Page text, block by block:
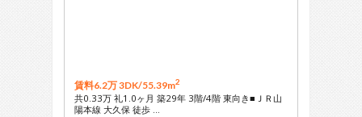
賃料6.2万 3DK/55.39m2
共0.33万 礼1.0ヶ月 築29年 3階/4階 東向き■ＪＲ山
陽本線 大久保 徒歩 …